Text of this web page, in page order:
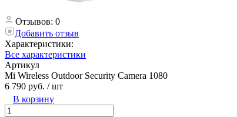
Отзывов: 0
Добавить отзыв
Характеристики:
Все характеристики
Артикул
Mi Wireless Outdoor Security Camera 1080
6 790 руб. / шт
В корзину